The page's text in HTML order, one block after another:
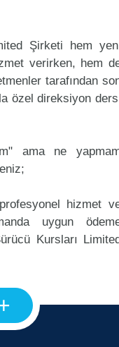
Şirketi hem
verirken, hem
tarafından
özel direksiyon
ama ne
hizmet
uygun
Kursları